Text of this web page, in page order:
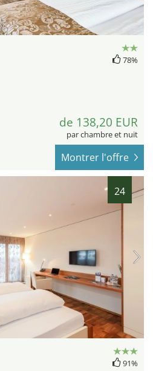
78%
de 138,20 EUR
par chambre et nuit
Montrer l'offre
24
91%